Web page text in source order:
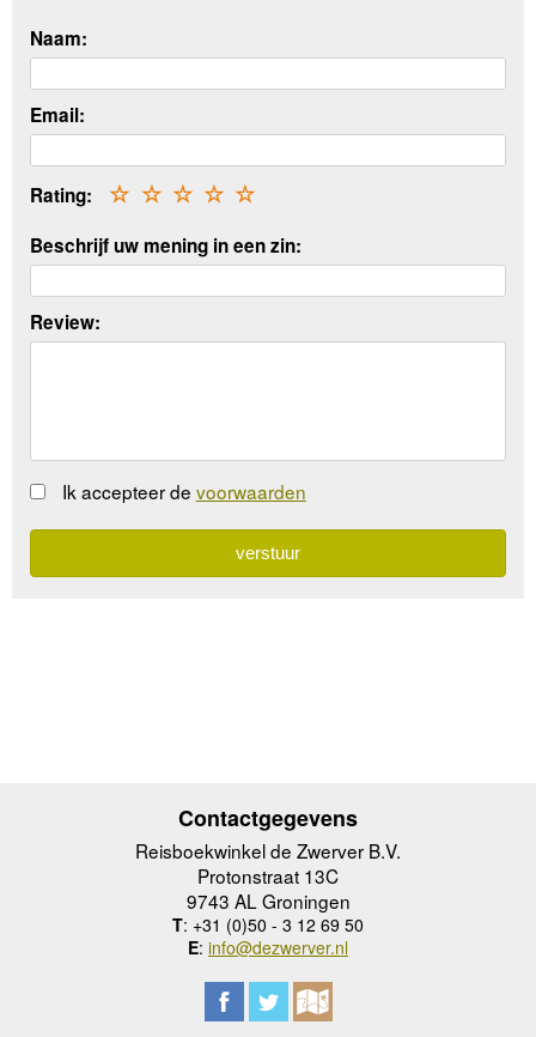
Naam:
Email:
Rating: ☆
☆
☆
☆
☆
Beschrijf uw mening in een zin:
Review:
Ik accepteer de voorwaarden
Contactgegevens
Reisboekwinkel de Zwerver B.V.
Protonstraat 13C
9743 AL Groningen
T: +31 (0)50 - 3 12 69 50
E: info@dezwerver.nl